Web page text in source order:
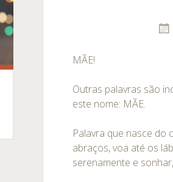
MÃE!
Outras palavras são
este nome: MÃE.
Palavra que nasce do
abraços, voa até os
serenamente e